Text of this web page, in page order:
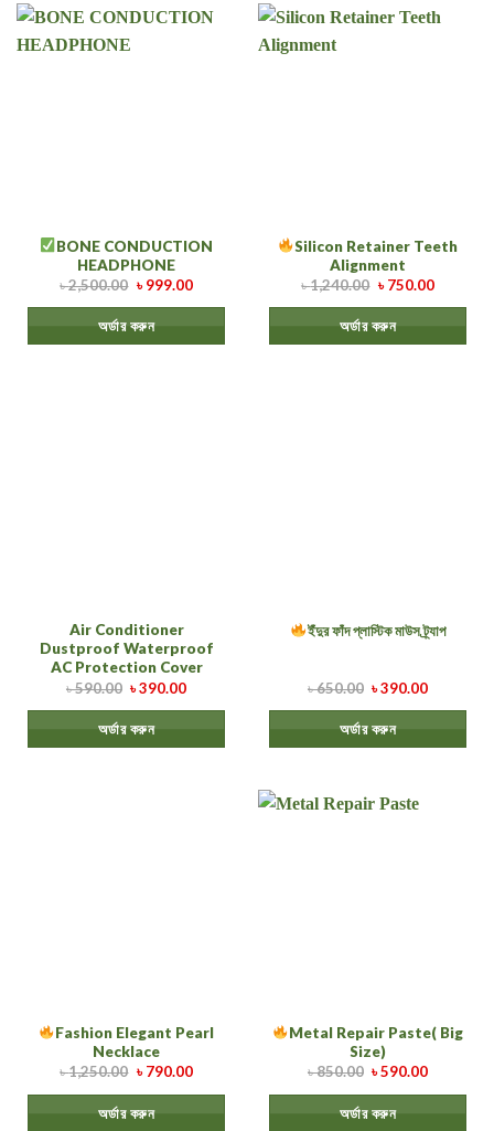
BONE CONDUCTION
HEADPHONE
৳2,500.00 ৳999.00
অর্ডার করুন
Silicon Retainer Teeth
Alignment
৳1,240.00 ৳750.00
অর্ডার করুন
Air Conditioner
Dustproof Waterproof
AC Protection Cover
৳590.00 ৳390.00
অর্ডার করুন
ইঁদুর ফাঁদ প্লাস্টিক মাউস ট্র্যাপ
৳650.00 ৳390.00
অর্ডার করুন
Fashion Elegant Pearl
Necklace
৳1,250.00 ৳790.00
অর্ডার করুন
Metal Repair Paste( Big
Size)
৳850.00 ৳590.00
অর্ডার করুন